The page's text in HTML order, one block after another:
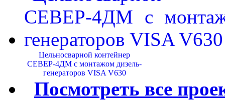
Цельносварной контейнер
СЕВЕР-4ДМ с монтажом дизель-
генераторов VISA V630
Посмотреть все